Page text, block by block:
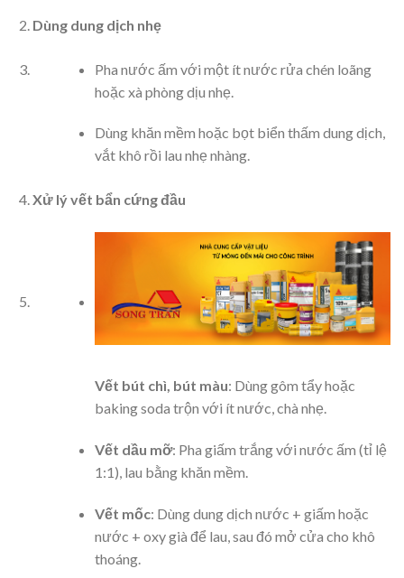
Dùng dung dịch nhẹ
Pha nước ấm với một ít nước rửa chén loãng
hoặc xà phòng dịu nhẹ.
Dùng khăn mềm hoặc bọt biển thấm dung dịch,
vắt khô rồi lau nhẹ nhàng.
Xử lý vết bẩn cứng đầu
Vết bút chì, bút màu: Dùng gôm tẩy hoặc
baking soda trộn với ít nước, chà nhẹ.
Vết dầu mỡ: Pha giấm trắng với nước ấm (tỉ lệ
1:1), lau bằng khăn mềm.
Vết mốc: Dùng dung dịch nước + giấm hoặc
nước + oxy già để lau, sau đó mở cửa cho khô
thoáng.